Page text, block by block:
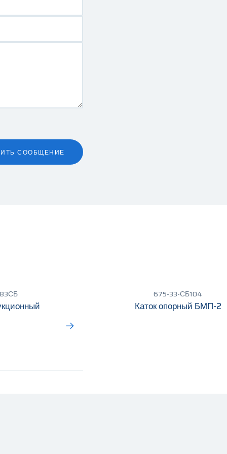
СООБЩЕНИЕ
675-33-СБ104
Каток опорный БМП-2